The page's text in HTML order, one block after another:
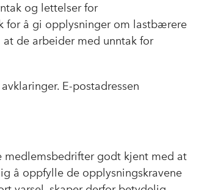
og lettelser for
for å gi opplysninger om lastbærere
de arbeider med unntak for
E-postadressen
medlemsbedrifter godt kjent med at
å oppfylle de opplysningskravene